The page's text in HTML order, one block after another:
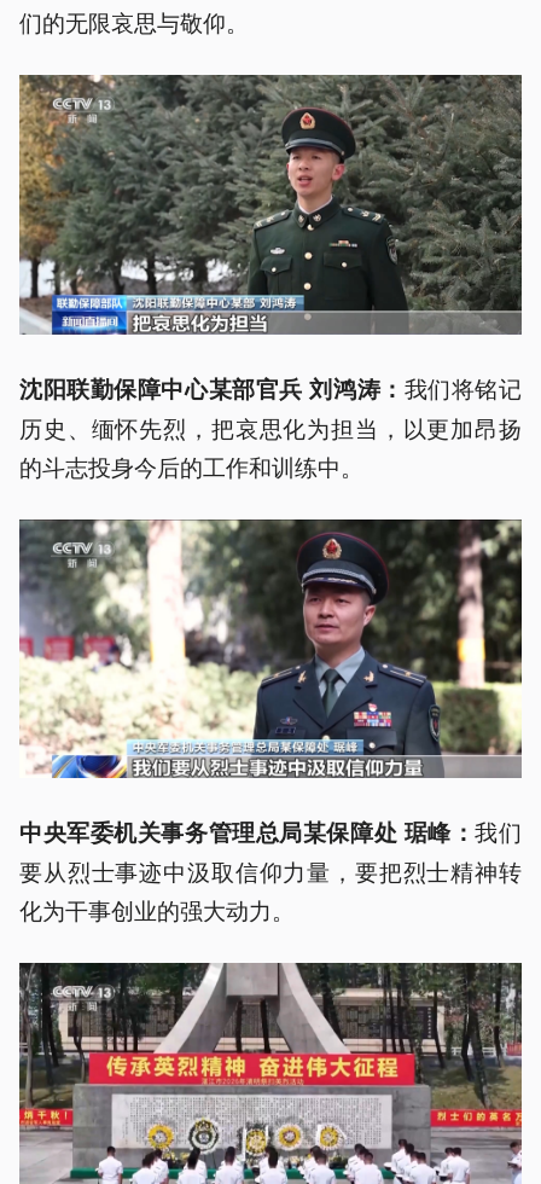
们的无限哀思与敬仰。
沈阳联勤保障中心某部官兵 刘鸿涛： 我们将铭记
历史、缅怀先烈，把哀思化为担当，以更加昂扬
的斗志投身今后的工作和训练中。
中央军委机关事务管理总局某保障处 琚峰：我们
要从烈士事迹中汲取信仰力量，要把烈士精神转
化为干事创业的强大动力。